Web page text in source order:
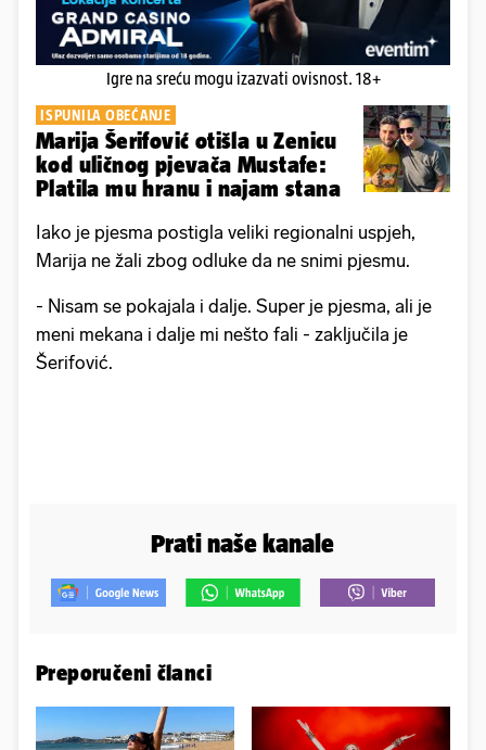
Igre na sreću mogu izazvati ovisnost. 18+
ISPUNILA OBEĆANJE
Marija Šerifović otišla u Zenicu
kod uličnog pjevača Mustafe:
Platila mu hranu i najam stana
Iako je pjesma postigla veliki regionalni uspjeh,
Marija ne žali zbog odluke da ne snimi pjesmu.
- Nisam se pokajala i dalje. Super je pjesma, ali je
meni mekana i dalje mi nešto fali - zaključila je
Šerifović.
Prati naše kanale
Preporučeni članci